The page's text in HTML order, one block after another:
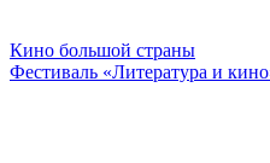
Кино большой страны
Фестиваль «Литература и